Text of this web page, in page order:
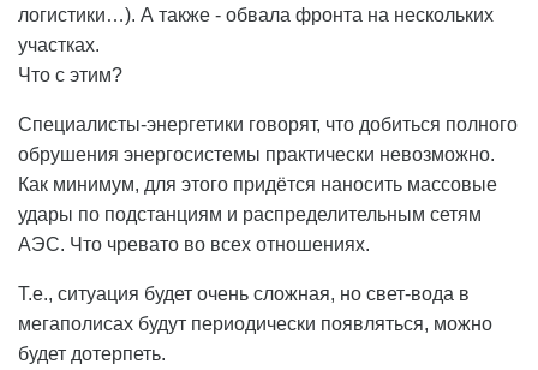
логистики…). А также - обвала фронта на нескольких
участках.
Что с этим?
Специалисты-энергетики говорят, что добиться полного
обрушения энергосистемы практически невозможно.
Как минимум, для этого придётся наносить массовые
удары по подстанциям и распределительным сетям
АЭС. Что чревато во всех отношениях.
Т.е., ситуация будет очень сложная, но свет-вода в
мегаполисах будут периодически появляться, можно
будет дотерпеть.